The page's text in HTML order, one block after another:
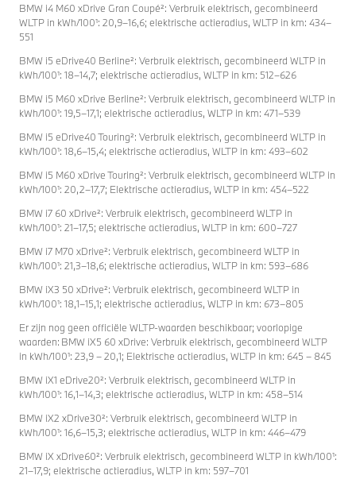
BMW i4 M60 xDrive Gran Coupé²: Verbruik elektrisch, gecombineerd
WLTP in kWh/100¹: 20,9–16,6; elektrische actieradius, WLTP in km: 434–
551
BMW i5 eDrive40 Berline²: Verbruik elektrisch, gecombineerd WLTP in
kWh/100¹: 18–14,7; elektrische actieradius, WLTP in km: 512–626
BMW i5 M60 xDrive Berline²: Verbruik elektrisch, gecombineerd WLTP in
kWh/100¹: 19,5–17,1; elektrische actieradius, WLTP in km: 471–539
BMW i5 eDrive40 Touring²: Verbruik elektrisch, gecombineerd WLTP in
kWh/100¹: 18,6–15,4; elektrische actieradius, WLTP in km: 493–602
BMW i5 M60 xDrive Touring²: Verbruik elektrisch, gecombineerd WLTP in
kWh/100¹: 20,2–17,7; Elektrische actieradius, WLTP in km: 454–522
BMW i7 60 xDrive²: Verbruik elektrisch, gecombineerd WLTP in
kWh/100¹: 21–17,5; elektrische actieradius, WLTP in km: 600–727
BMW i7 M70 xDrive²: Verbruik elektrisch, gecombineerd WLTP in
kWh/100¹: 21,3–18,6; elektrische actieradius, WLTP in km: 593–686
BMW iX3 50 xDrive²: Verbruik elektrisch, gecombineerd WLTP in
kWh/100¹: 18,1–15,1; elektrische actieradius, WLTP in km: 673–805
Er zijn nog geen officiële WLTP-waarden beschikbaar; voorlopige
waarden: BMW iX5 60 xDrive: Verbruik elektrisch, gecombineerd WLTP
in kWh/100¹: 23,9 – 20,1; Elektrische actieradius, WLTP in km: 645 – 845
BMW iX1 eDrive20²: Verbruik elektrisch, gecombineerd WLTP in
kWh/100¹: 16,1–14,3; elektrische actieradius, WLTP in km: 458–514
BMW iX2 xDrive30²: Verbruik elektrisch, gecombineerd WLTP in
kWh/100¹: 16,6–15,3; elektrische actieradius, WLTP in km: 446–479
BMW iX xDrive60²: Verbruik elektrisch, gecombineerd WLTP in kWh/100¹:
21–17,9; elektrische actieradius, WLTP in km: 597–701